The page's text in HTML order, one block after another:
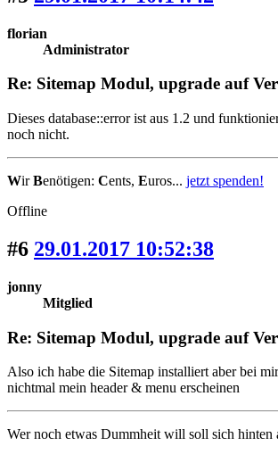
florian
Administrator
Re: Sitemap Modul, upgrade auf
Dieses database::error ist aus 1.2 und
noch nicht.
WirBenötigen: Cents, Euros... jetzt spenden!
Offline
#6 29.01.2017 10:52:38
jonny
Mitglied
Re: Sitemap Modul, upgrade auf
Also ich habe die Sitemap installiert aber bei
nichtmal mein header & menu erscheinen
Wer noch etwas Dummheit will soll sich hinten